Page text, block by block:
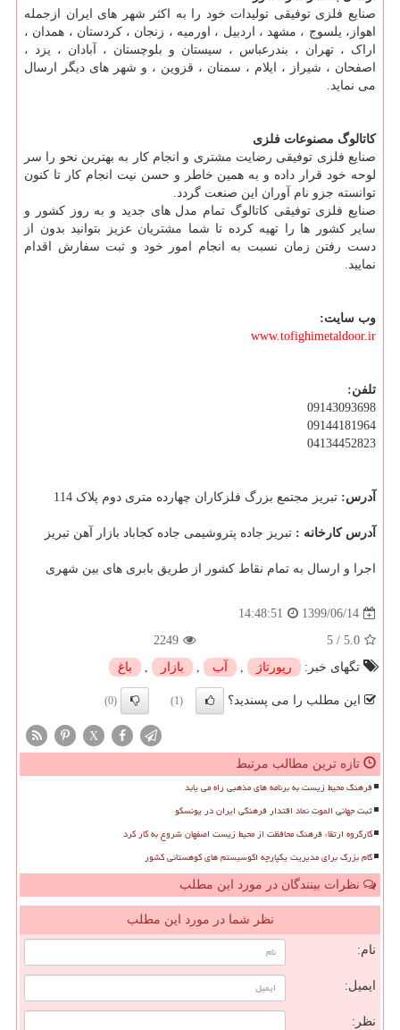
صنایع فلزی توفیقی تولیدات خود را به اکثر شهر های ایران ازجمله
اهواز، یلسوج ، مشهد ، اردبیل ، اورمیه ، زنجان ، کردستان ، همدان ،
اراک ، تهران ، بندرعباس ، سیستان و بلوچستان ، آبادان ، یزد ،
اصفحان ، شیراز ، ایلام ، سمنان ، قزوین ، و شهر های دیگر ارسال
می نماید.
کاتالوگ مصنوعات فلزی
صنایع فلزی توفیقی رضایت مشتری و انجام کار به بهترین نحو را سر
لوحه خود قرار داده و به همین خاطر و حسن نیت انجام کار تا کنون
توانسته جزو نام آوران این صنعت گردد.
صنایع فلزی توفیقی کاتالوگ تمام مدل های جدید و به روز کشور و
سایر کشور ها را تهیه کرده تا شما مشتریان عزیز بتوانید بدون از
دست رفتن زمان نسبت به انجام امور خود و ثبت سفارش اقدام
نمایید.
وب سایت:
www.tofighimetaldoor.ir
تلفن:
09143093698
09144181964
04134452823
آدرس: تبریز مجتمع بزرگ فلزکاران چهارده متری دوم پلاک 114
آدرس کارخانه : تبریز جاده پتروشیمی جاده کجاباد بازار آهن تبریز
اجرا و ارسال به تمام نقاط کشور از طریق بابری های بین شهری
1399/06/14
14:48:51
5.0
/
5
2249
تگهای خبر:
رپورتاژ , آب , بازار , باغ
این مطلب را می پسندید؟ (1)
(0)
X
تازه ترین مطالب مرتبط
فرهنگ محیط زیست به برنامه های مذهبی راه می یابد
ثبت جهانی الموت نماد اقتدار فرهنگی ایران در یونسکو
کارگروه ارتقاء فرهنگ محافظت از محیط زیست اصفهان شروع به کار کرد
گام بزرگ برای مدیریت یکپارچه اکوسیستم های کوهستانی کشور
نظرات بینندگان در مورد این مطلب
نظر شما در مورد این مطلب
نام:
ایمیل:
نظر: